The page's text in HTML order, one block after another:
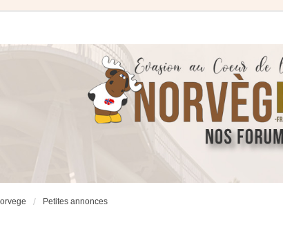
Petites annonces